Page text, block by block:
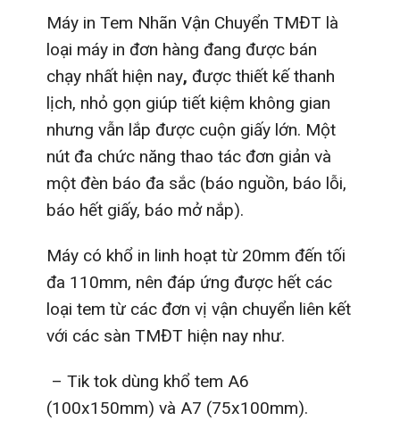
Máy in Tem Nhãn Vận Chuyển TMĐT là
loại máy in đơn hàng đang được bán
chạy nhất hiện nay, được thiết kế thanh
lịch, nhỏ gọn giúp tiết kiệm không gian
nhưng vẫn lắp được cuộn giấy lớn. Một
nút đa chức năng thao tác đơn giản và
một đèn báo đa sắc (báo nguồn, báo lỗi,
báo hết giấy, báo mở nắp).
Máy có khổ in linh hoạt từ 20mm đến tối
đa 110mm, nên đáp ứng được hết các
loại tem từ các đơn vị vận chuyển liên kết
với các sàn TMĐT hiện nay như.
– Tik tok dùng khổ tem A6
(100x150mm) và A7 (75x100mm).